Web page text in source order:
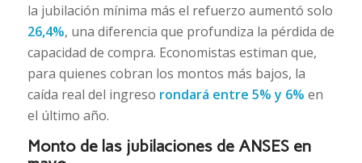
la jubilación mínima más el refuerzo aumentó solo
26,4%, una diferencia que profundiza la pérdida de
capacidad de compra. Economistas estiman que,
para quienes cobran los montos más bajos, la
caída real del ingreso rondará entre 5% y 6% en
el último año.
Monto de las jubilaciones de ANSES en